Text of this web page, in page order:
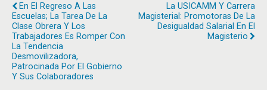
En El Regreso A Las
Escuelas; La Tarea De La
Clase Obrera Y Los
Trabajadores Es Romper Con
La Tendencia
Desmovilizadora,
Patrocinada Por El Gobierno
Y Sus Colaboradores
La USICAMM Y Carrera
Magisterial: Promotoras De La
Desigualdad Salarial En El
Magisterio